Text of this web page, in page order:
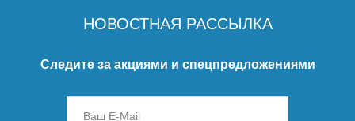
НОВОСТНАЯ РАССЫЛКА
Следите за акциями и спецпредложениями